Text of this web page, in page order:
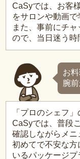
CaSyでは、お客
をサロンや動画で
また、事前にチ
ので、当日迷う時
お
腕
「プロのシェフ
CaSyでは、普段
確認しながらメニ
初めてで不安な
いるパッケージ